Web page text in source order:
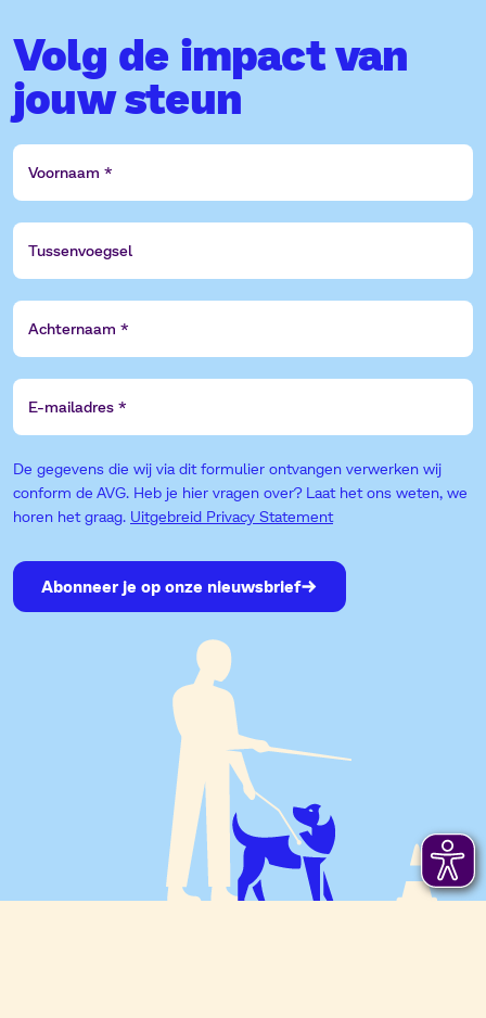
Volg de impact van
jouw steun
Voornaam
Tussenvoegsel
Achternaam
E-
mailadres
De gegevens die wij via dit formulier ontvangen verwerken wij
conform de AVG. Heb je hier vragen over? Laat het ons weten, we
horen het graag. Uitgebreid Privacy Statement
Abonneer je op onze nieuwsbrief